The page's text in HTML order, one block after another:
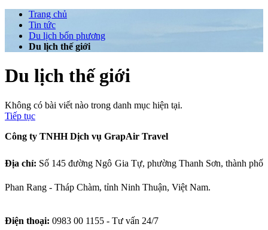
Trang chủ
Tin tức
Du lịch bốn phương
Du lịch thế giới
Du lịch thế giới
Không có bài viết nào trong danh mục hiện tại.
Tiếp tục
Công ty TNHH Dịch vụ GrapAir Travel
Địa chỉ: Số 145 đường Ngô Gia Tự, phường Thanh Sơn, thành phố
Phan Rang - Tháp Chàm, tỉnh Ninh Thuận, Việt Nam.
Điện thoại: 0983 00 1155 - Tư vấn 24/7